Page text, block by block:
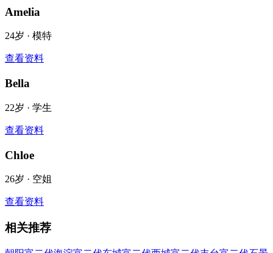
Amelia
24岁 · 模特
查看资料
Bella
22岁 · 学生
查看资料
Chloe
26岁 · 空姐
查看资料
相关推荐